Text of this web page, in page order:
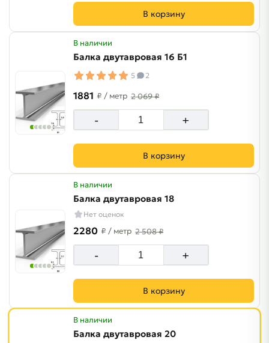
В корзину
В наличии
Балка двутавровая 16 Б1
5 2
1881 ₽ / метр 2 069 ₽
- +
В корзину
В наличии
Балка двутавровая 18
Нет оценок
2280 ₽ / метр 2 508 ₽
- +
В корзину
В наличии
Балка двутавровая 20